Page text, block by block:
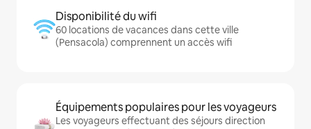
Disponibilité du wifi
60 locations de vacances dans cette ville
(Pensacola) comprennent un accès wifi
Équipements populaires pour les voyageurs
Les voyageurs effectuant des séjours direction